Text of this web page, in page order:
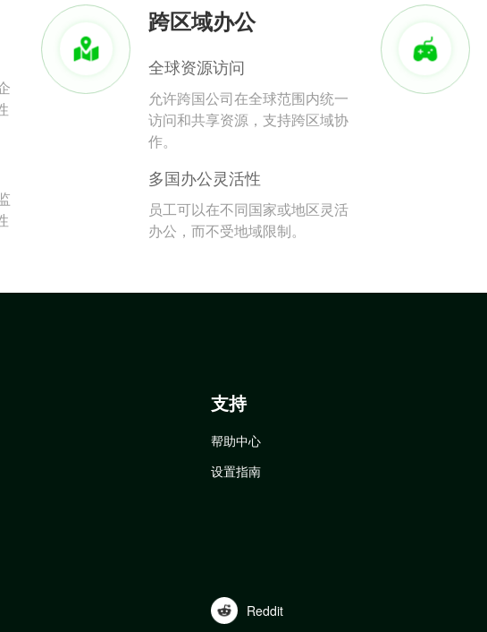
跨区域办公
全球资源访问
允许跨国公司在全球范围内统一
访问和共享资源，支持跨区域协
作。
多国办公灵活性
员工可以在不同国家或地区灵活
办公，而不受地域限制。
支持
帮助中心
设置指南
Reddit